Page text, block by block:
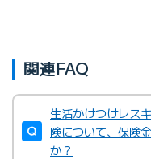
関連FAQ
生活かけつけレス
険について、保険
か？